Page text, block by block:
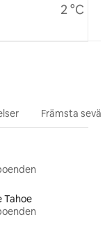
2 °C
Främsta
Tahoe